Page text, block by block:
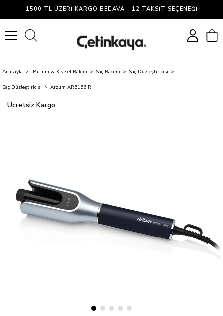
1500 TL ÜZERI KARGO BEDAVA - 12 TAKSIT SEÇENEĞI
Anasayfa Parfüm & Kişisel Bakım Saç Bakımı Saç Düzleştiricisi
Saç Düzleştiricisi Arzum AR5156 Revolutıon Otomatik Saç Maşası Platın Gri
Ücretsiz Kargo